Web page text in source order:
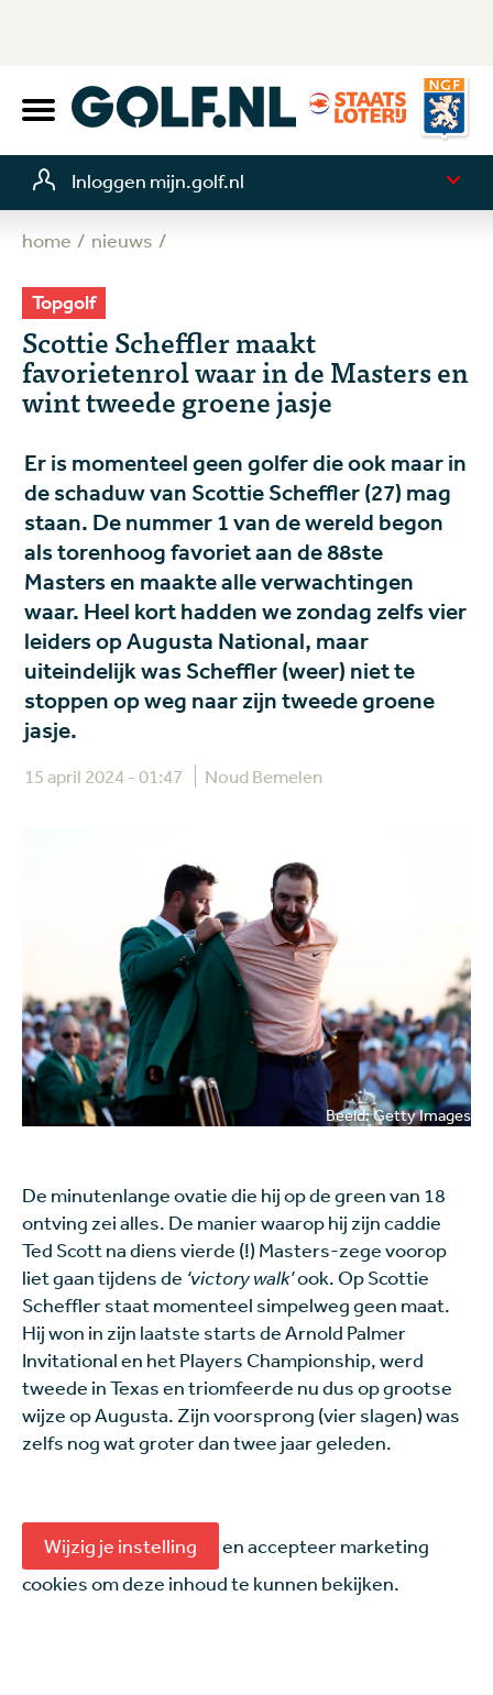
Inloggen mijn.golf.nl
home nieuws
Topgolf
Scottie Scheffler maakt
favorietenrol waar in de Masters en
wint tweede groene jasje
Er is momenteel geen golfer die ook maar in
de schaduw van Scottie Scheffler (27) mag
staan. De nummer 1 van de wereld begon
als torenhoog favoriet aan de 88ste
Masters en maakte alle verwachtingen
waar. Heel kort hadden we zondag zelfs vier
leiders op Augusta National, maar
uiteindelijk was Scheffler (weer) niet te
stoppen op weg naar zijn tweede groene
jasje.
15 april 2024 - 01:47 Noud Bemelen
Beeld: Getty Images
De minutenlange ovatie die hij op de green van 18
ontving zei alles. De manier waarop hij zijn caddie
Ted Scott na diens vierde (!) Masters-zege voorop
liet gaan tijdens de ‘victory walk’ook. Op Scottie
Scheffler staat momenteel simpelweg geen maat.
Hij won in zijn laatste starts de Arnold Palmer
Invitational en het Players Championship, werd
tweede in Texas en triomfeerde nu dus op grootse
wijze op Augusta. Zijn voorsprong (vier slagen) was
zelfs nog wat groter dan twee jaar geleden.
Wijzig je instelling
en accepteer marketing
cookies om deze inhoud te kunnen bekijken.